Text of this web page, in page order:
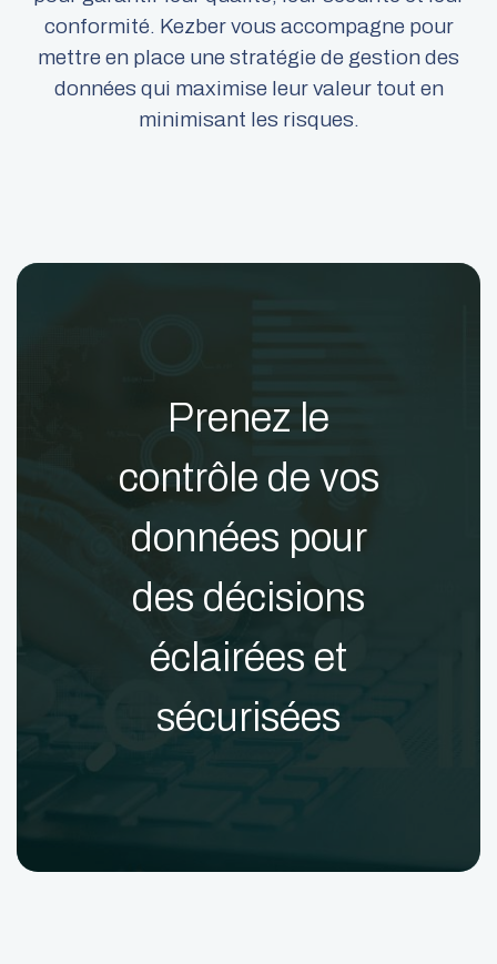
conformité. Kezber vous accompagne pour
mettre en place une stratégie de gestion des
données qui maximise leur valeur tout en
minimisant les risques.
Prenez le
contrôle de vos
données pour
des décisions
éclairées et
sécurisées